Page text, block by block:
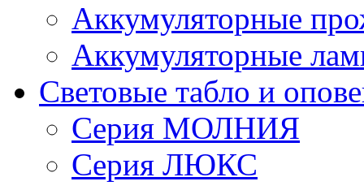
Аккумуляторные
Аккумуляторные
Световые табло и
Серия МОЛНИЯ
Серия ЛЮКС